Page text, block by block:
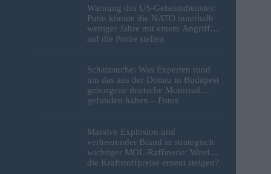
Warnung des US-Geheimdienstes:
Putin könnte die NATO innerhalb
weniger Jahre mit einem Angriff
auf die Probe stellen
Schatzsuche: Was Experten rund
um das aus der Donau in Budapest
geborgene deutsche Motorrad
gefunden haben – Fotos
Massive Explosion und
verheerender Brand in strategisch
wichtiger MOL-Raffinerie: Werden
die Kraftstoffpreise erneut steigen?